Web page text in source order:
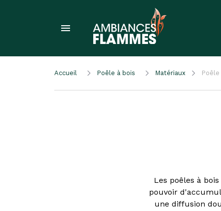
Accueil Poêle à bois Matériaux
Les poêles à
pouvoir
une diffusion